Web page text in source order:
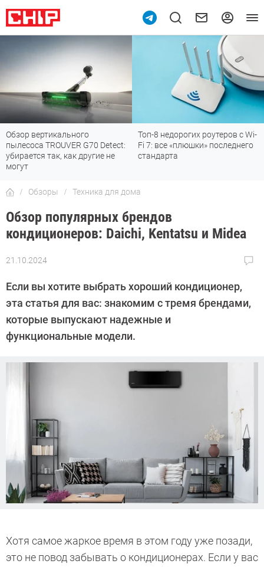
Обзор вертикального
пылесоса TROUVER G70 Detect:
убирается так, как другие не
могут
Топ-8 недорогих роутеров с Wi-
Fi 7: все «плюшки» последнего
стандарта
Обзоры Техника для дома
Обзор популярных брендов
кондиционеров: Daichi, Kentatsu и Midea
21.10.2024
Автор:
Если вы хотите выбрать хороший кондиционер,
эта статья для вас: знакомим с тремя брендами,
которые выпускают надежные и
функциональные модели.
Хотя самое жаркое время в этом году уже позади,
это не повод забывать о кондиционерах. Если у вас